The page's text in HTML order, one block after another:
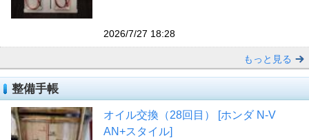
2026/7/27 18:28
もっと見る
整備手帳
オイル交換（28回目） [ホンダ N-V
AN+スタイル]